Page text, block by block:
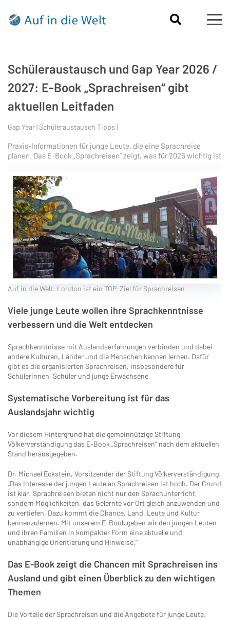
Schüleraustausch und Gap Year 2026 /
2027: E-Book „Sprachreisen“ gibt
aktuellen Leitfaden
Gap Year | Schüleraustausch Tipps |
Praxis-Informationen für junge Leute, die eine Sprachreise
planen. Das E-Book „Sprachreisen“ zeigt, was für 2026 wichtig ist
Auf in die Welt: London ist ein TOP-Ziel für Sprachreisen
Viele junge Leute wollen ihre Sprachkenntnisse
verbessern und die Welt entdecken
Sprachkenntnisse mit Auslandserfahrungen verbinden und dabei
andere Kulturen, Länder und die Menschen kennen lernen. Dafür
gibt es die organisierten Sprachreisen, insbesondere für
Schülerinnen, Schüler und junge Erwachsene.
Systematische Vorbereitung ist für das
Auslandsjahr wichtig
Vor diesem Hintergrund hat die gemeinnützige Stiftung
Völkerverständigung das E-Book „Sprachreisen“ nach dem aktuellen
Stand herausgegeben.
Dr. Michael Eckstein, Vorsitzender der Stiftung Völkerverständigung:
„Das Interesse der jungen Leute an Sprachreisen ist hoch. Der Grund
ist klar: Sprachreisen bieten nicht nur den Sprachunterricht,
sondern Möglichkeiten, das Gelernte vor Ort gleich anzuwenden und
zu vertiefen. Dazu kommt die Chance, Land, Leute und Kultur
kennenzulernen. Mit unserem E-Book geben wir den jungen Leuten
und ihren Familien in kompakter Form eine aktuelle und
unabhängige Orientierung und Hinweise.“
Das E-Book zeigt die Chancen mit Sprachreisen ins
Ausland und gibt einen Überblick zu den wichtigen
Themen
Die Vorteile der Sprachreisen und die Angebote für junge Leute.